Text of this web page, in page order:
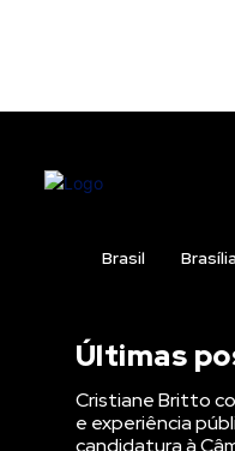
Brasil
Últimas
Cristiane Britto
e experiência